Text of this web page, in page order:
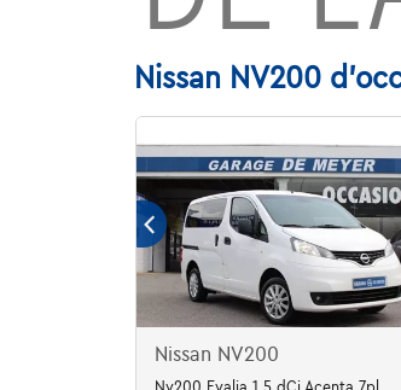
Nissan NV200
Nissan NV200